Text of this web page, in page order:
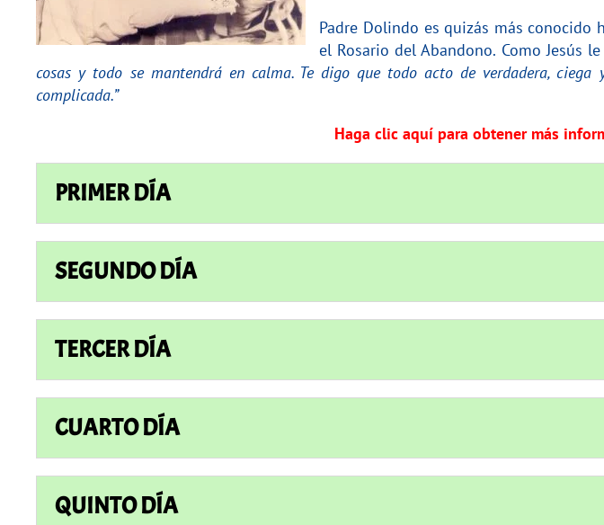
Padre Dolindo es quizás más conocido
el Rosario del Abandono. Como Jesús
cosas y todo se mantendrá en calma. Te digo que todo acto de verdadera,
complicada.”
Haga clic aquí para obtener más
PRIMER DÍA
SEGUNDO DÍA
TERCER DÍA
CUARTO DÍA
QUINTO DÍA